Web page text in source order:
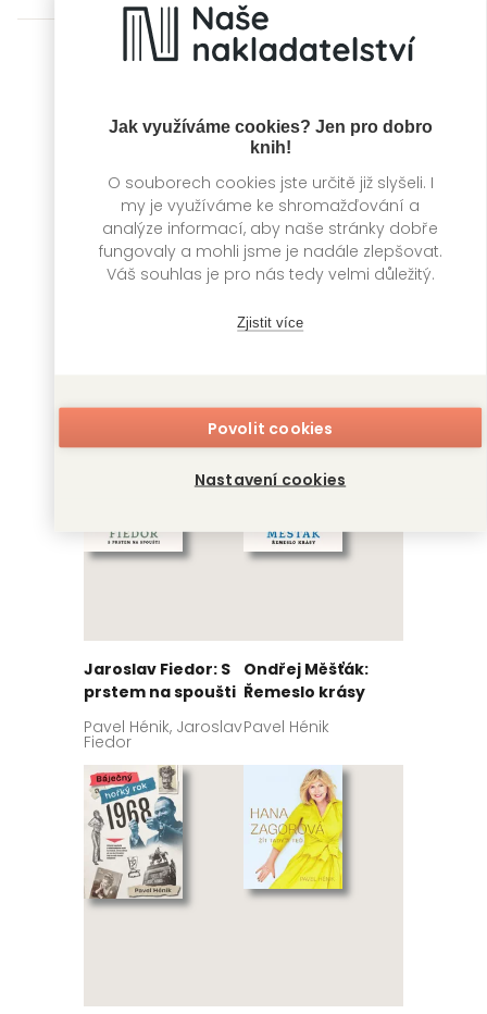
Jak využíváme cookies? Jen pro dobro
knih!
O souborech cookies jste určitě již slyšeli. I
my je využíváme ke shromažďování a
analýze informací, aby naše stránky dobře
fungovaly a mohli jsme je nadále zlepšovat.
Váš souhlas je pro nás tedy velmi důležitý.
Zjistit více
Povolit cookies
Nastavení cookies
Jaroslav Fiedor: S
prstem na spoušti
Pavel Hénik, Jaroslav
Fiedor
Ondřej Měšťák:
Řemeslo krásy
Pavel Hénik